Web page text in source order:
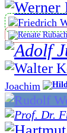
Joachim